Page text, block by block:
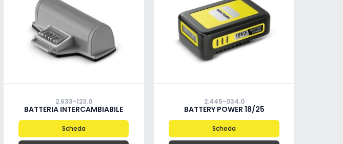
2.633-123.0
BATTERIA INTERCAMBIABILE
Scheda
2.445-034.0
BATTERY POWER 18/25
Scheda